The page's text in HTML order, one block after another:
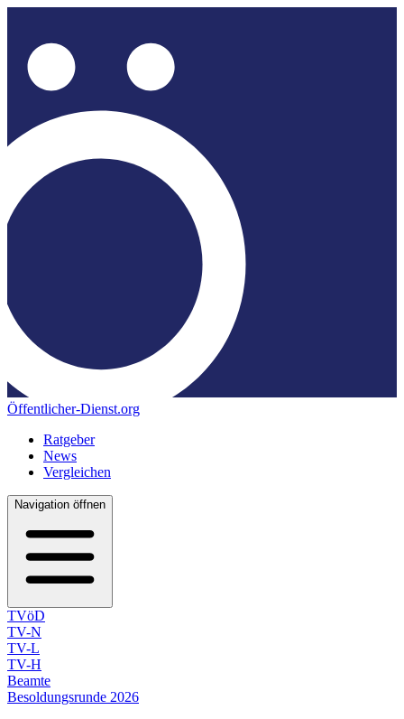
Öffentlicher-Dienst.org
Ratgeber
News
Vergleichen
Navigation öffnen
TVöD
TV-N
TV-L
TV-H
Beamte
Besoldungsrunde 2026